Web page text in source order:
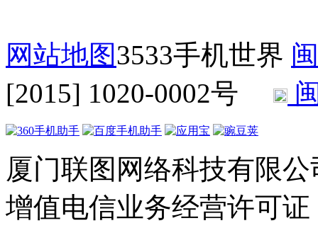
网站地图3533手机世界
[2015] 1020-0002号
厦门联图网络科技有限公
增值电信业务经营许可证